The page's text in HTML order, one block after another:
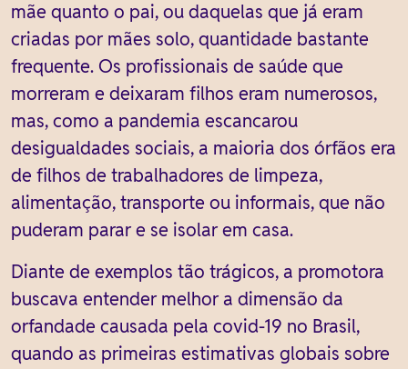
mãe quanto o pai, ou daquelas que já eram
criadas por mães solo, quantidade bastante
frequente. Os profissionais de saúde que
morreram e deixaram filhos eram numerosos,
mas, como a pandemia escancarou
desigualdades sociais, a maioria dos órfãos era
de filhos de trabalhadores de limpeza,
alimentação, transporte ou informais, que não
puderam parar e se isolar em casa.
Diante de exemplos tão trágicos, a promotora
buscava entender melhor a dimensão da
orfandade causada pela covid-19 no Brasil,
quando as primeiras estimativas globais sobre